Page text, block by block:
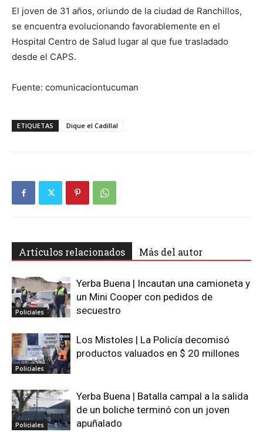
El joven de 31 años, oriundo de la ciudad de Ranchillos,
se encuentra evolucionando favorablemente en el
Hospital Centro de Salud lugar al que fue trasladado
desde el CAPS.
Fuente: comunicaciontucuman
ETIQUETAS Dique el Cadillal
Artículos relacionados Más del autor
Policiales
Yerba Buena | Incautan una camioneta y
un Mini Cooper con pedidos de
secuestro
Policiales
Los Mistoles | La Policía decomisó
productos valuados en $ 20 millones
Policiales
Yerba Buena | Batalla campal a la salida
de un boliche terminó con un joven
apuñalado